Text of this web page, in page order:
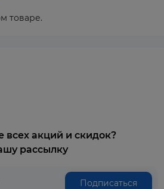
товаре.
всех акций и скидок?
рассылку
Подписаться